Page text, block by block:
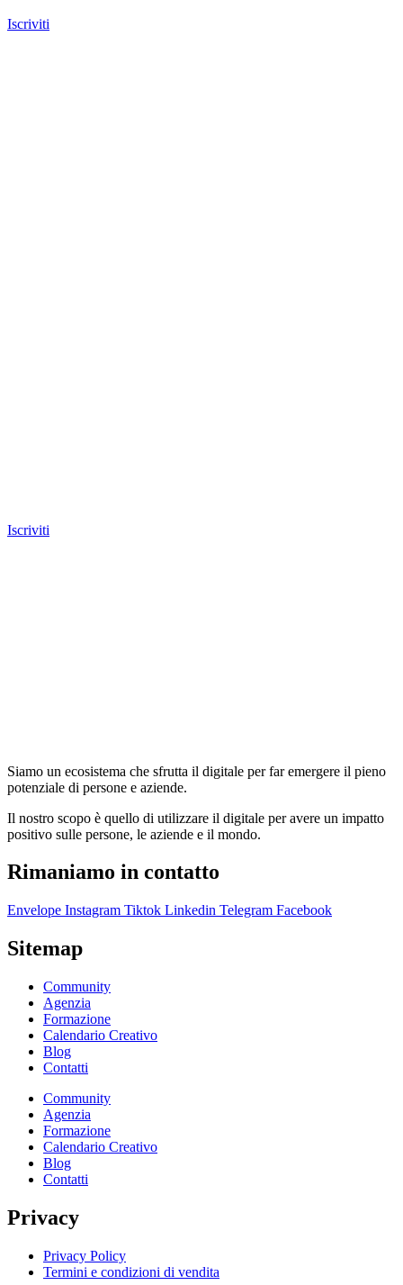
Iscriviti
Iscriviti
Siamo un ecosistema che sfrutta il digitale per far emergere il pieno
potenziale di persone e aziende.
Il nostro scopo è quello di utilizzare il digitale per avere un impatto
positivo sulle persone, le aziende e il mondo.
Rimaniamo in contatto
Envelope Instagram Tiktok Linkedin Telegram Facebook
Sitemap
Community
Agenzia
Formazione
Calendario Creativo
Blog
Contatti
Community
Agenzia
Formazione
Calendario Creativo
Blog
Contatti
Privacy
Privacy Policy
Termini e condizioni di vendita